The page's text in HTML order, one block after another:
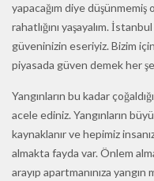
yapacağım diye düşünmemiş
rahatlığını yaşayalım.
güveninizin eseriyiz. Bizim
piyasada güven demek her
Yangınların bu kadar
acele ediniz. Yangınların
kaynaklanır ve hepimiz
almakta fayda var. Önlem
arayıp apartmanınıza